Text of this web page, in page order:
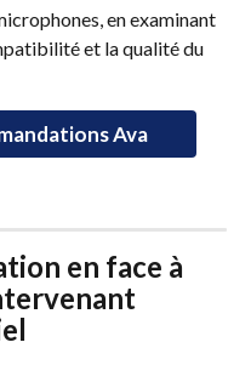
en examinant
et la qualité du
Ava
en face à